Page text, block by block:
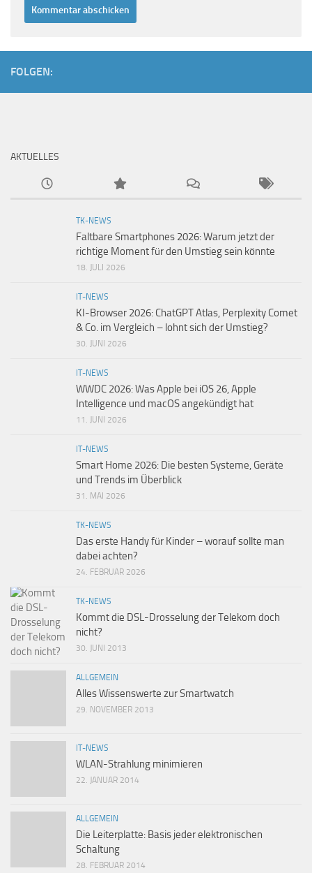
FOLGEN:
AKTUELLES
TK-NEWS
Faltbare Smartphones 2026: Warum jetzt der
richtige Moment für den Umstieg sein könnte
18. JULI 2026
IT-NEWS
KI-Browser 2026: ChatGPT Atlas, Perplexity Comet
& Co. im Vergleich – lohnt sich der Umstieg?
30. JUNI 2026
IT-NEWS
WWDC 2026: Was Apple bei iOS 26, Apple
Intelligence und macOS angekündigt hat
11. JUNI 2026
IT-NEWS
Smart Home 2026: Die besten Systeme, Geräte
und Trends im Überblick
31. MAI 2026
TK-NEWS
Das erste Handy für Kinder – worauf sollte man
dabei achten?
24. FEBRUAR 2026
TK-NEWS
Kommt die DSL-Drosselung der Telekom doch
nicht?
30. JUNI 2013
ALLGEMEIN
Alles Wissenswerte zur Smartwatch
29. NOVEMBER 2013
IT-NEWS
WLAN-Strahlung minimieren
22. JANUAR 2014
ALLGEMEIN
Die Leiterplatte: Basis jeder elektronischen
Schaltung
28. FEBRUAR 2014